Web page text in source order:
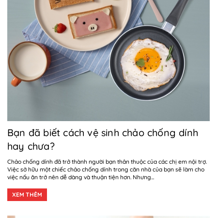
Bạn đã biết cách vệ sinh chảo chống dính
hay chưa?
Chảo chống dính đã trở thành người bạn thân thuộc của các chị em nội trợ.
Việc sở hữu một chiếc chảo chống dính trong căn nhà của bạn sẽ làm cho
việc nấu ăn trở nên dễ dàng và thuận tiện hơn. Nhưng...
XEM THÊM